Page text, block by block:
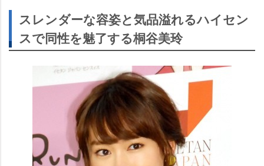
スレンダーな容姿と気品溢れるハイセン
スで同性を魅了する桐谷美玲